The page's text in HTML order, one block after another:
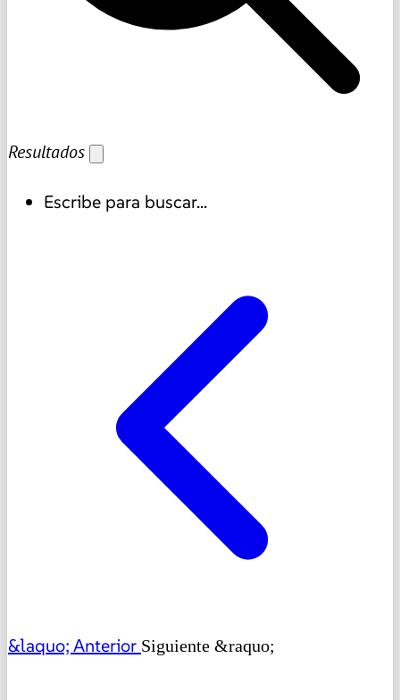
Resultados
Escribe para buscar...
&laquo; Anterior Siguiente &raquo;